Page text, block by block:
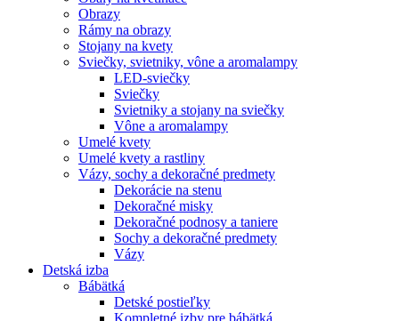
Obrazy
Rámy na obrazy
Stojany na kvety
Sviečky, svietniky, vône a aromalampy
LED-sviečky
Sviečky
Svietniky a stojany na sviečky
Vône a aromalampy
Umelé kvety
Umelé kvety a rastliny
Vázy, sochy a dekoračné predmety
Dekorácie na stenu
Dekoračné misky
Dekoračné podnosy a taniere
Sochy a dekoračné predmety
Vázy
Detská izba
Bábätká
Detské postieľky
Kompletné izby pre bábätká